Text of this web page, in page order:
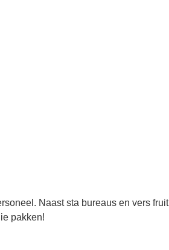
Naast sta bureaus en vers
pakken!